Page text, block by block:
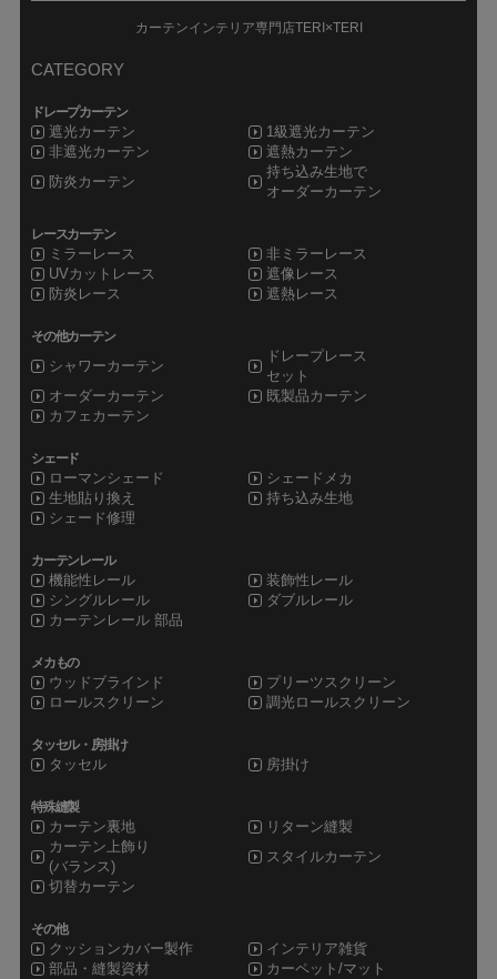
カーテンインテリア専門店TERI×TERI
CATEGORY
ドレープカーテン
遮光カーテン
1級遮光カーテン
非遮光カーテン
遮熱カーテン
防炎カーテン
持ち込み生地で
オーダーカーテン
レースカーテン
ミラーレース
非ミラーレース
UVカットレース
遮像レース
防炎レース
遮熱レース
その他カーテン
シャワーカーテン
ドレープレース
セット
オーダーカーテン
既製品カーテン
カフェカーテン
シェード
ローマンシェード
シェードメカ
生地貼り換え
持ち込み生地
シェード修理
カーテンレール
機能性レール
装飾性レール
シングルレール
ダブルレール
カーテンレール 部品
メカもの
ウッドブラインド
プリーツスクリーン
ロールスクリーン
調光ロールスクリーン
タッセル・房掛け
タッセル 房掛け
特殊縫製
カーテン裏地
リターン縫製
カーテン上飾り
(バランス)
スタイルカーテン
切替カーテン
その他
クッションカバー製作
インテリア雑貨
部品・縫製資材
カーペット/マット